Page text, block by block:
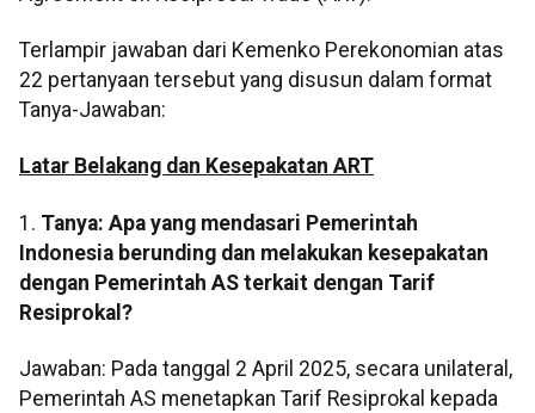
Terlampir jawaban dari Kemenko Perekonomian atas
22 pertanyaan tersebut yang disusun dalam format
Tanya-Jawaban:
Latar Belakang dan Kesepakatan ART
1. Tanya: Apa yang mendasari Pemerintah
Indonesia berunding dan melakukan kesepakatan
dengan Pemerintah AS terkait dengan Tarif
Resiprokal?
Jawaban: Pada tanggal 2 April 2025, secara unilateral,
Pemerintah AS menetapkan Tarif Resiprokal kepada